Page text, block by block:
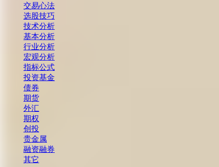
交易心法
选股技巧
技术分析
基本分析
行业分析
宏观分析
指标公式
投资基金
债券
期货
外汇
期权
创投
贵金属
融资融券
其它